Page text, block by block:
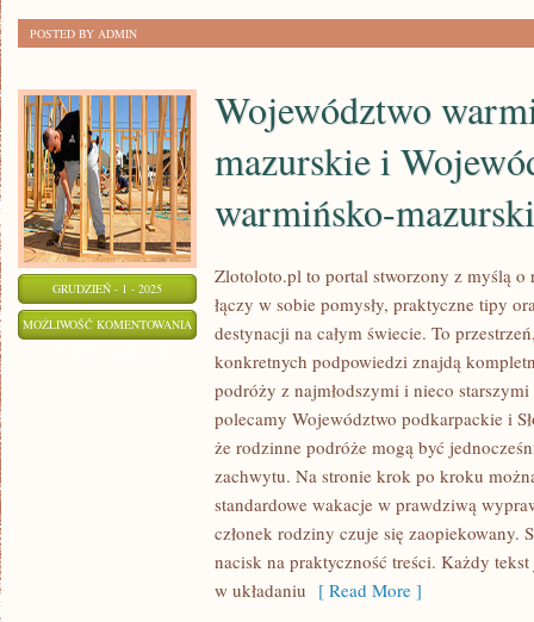
POSTED BY ADMIN
GRUDZIEŃ - 1 - 2025
MOŻLIWOŚĆ KOMENTOWANIA
WARMIŃSKO-
MAZURSKIE
WOJEWÓDZTWO
WARMIŃSKO-
MAZURSKIE
Województwo
mazurskie i
warmińsko-
Zlotoloto.pl to portal stworzony z myślą
łączy w sobie pomysły, praktyczne tipy
destynacji na całym świecie. To
konkretnych podpowiedzi znajdą
podróży z najmłodszymi i nieco
polecamy Województwo podkarpackie i
że rodzinne podróże mogą być
zachwytu. Na stronie krok po kroku
standardowe wakacje w prawdziwą
członek rodziny czuje się zaopiekowany.
nacisk na praktyczność treści. Każdy
w układaniu [ Read More ]